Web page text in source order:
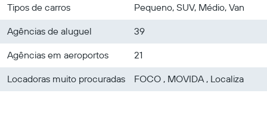
Tipos de carros
Pequeno, SUV, Médio, Van
Agências de aluguel
39
Agências em aeroportos
21
Locadoras muito procuradas
FOCO , MOVIDA , Localiza